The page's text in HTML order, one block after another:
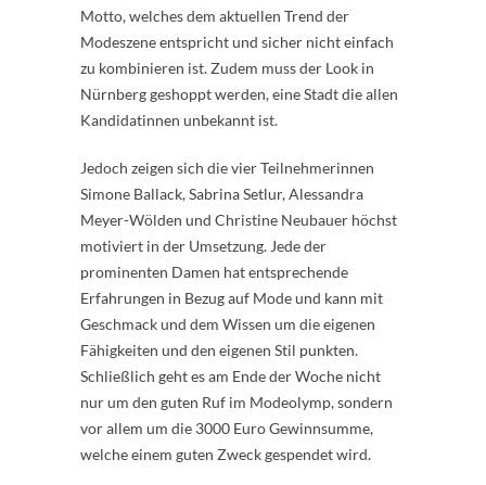
Motto, welches dem aktuellen Trend der
Modeszene entspricht und sicher nicht einfach
zu kombinieren ist. Zudem muss der Look in
Nürnberg geshoppt werden, eine Stadt die allen
Kandidatinnen unbekannt ist.
Jedoch zeigen sich die vier Teilnehmerinnen
Simone Ballack, Sabrina Setlur, Alessandra
Meyer-Wölden und Christine Neubauer höchst
motiviert in der Umsetzung. Jede der
prominenten Damen hat entsprechende
Erfahrungen in Bezug auf Mode und kann mit
Geschmack und dem Wissen um die eigenen
Fähigkeiten und den eigenen Stil punkten.
Schließlich geht es am Ende der Woche nicht
nur um den guten Ruf im Modeolymp, sondern
vor allem um die 3000 Euro Gewinnsumme,
welche einem guten Zweck gespendet wird.